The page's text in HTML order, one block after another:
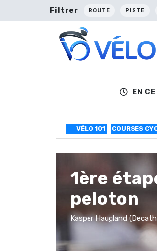
Filtrer ROUTE PISTE
EN
VÉLO 101 COURSES
1ère
peloton
Kasper Haugland